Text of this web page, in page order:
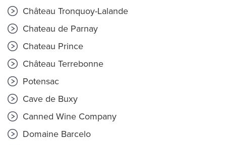
Château Tronquoy-Lalande
Chateau de Parnay
Chateau Prince
Château Terrebonne
Potensac
Cave de Buxy
Canned Wine Company
Domaine Barcelo